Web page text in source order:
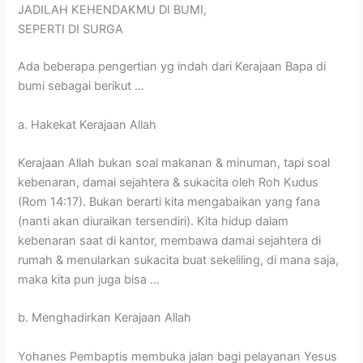
JADILAH KEHENDAKMU DI BUMI,
SEPERTI DI SURGA
Ada beberapa pengertian yg indah dari Kerajaan Bapa di
bumi sebagai berikut …
a. Hakekat Kerajaan Allah
Kerajaan Allah bukan soal makanan & minuman, tapi soal
kebenaran, damai sejahtera & sukacita oleh Roh Kudus
(Rom 14:17). Bukan berarti kita mengabaikan yang fana
(nanti akan diuraikan tersendiri). Kita hidup dalam
kebenaran saat di kantor, membawa damai sejahtera di
rumah & menularkan sukacita buat sekeliling, di mana saja,
maka kita pun juga bisa …
b. Menghadirkan Kerajaan Allah
Yohanes Pembaptis membuka jalan bagi pelayanan Yesus